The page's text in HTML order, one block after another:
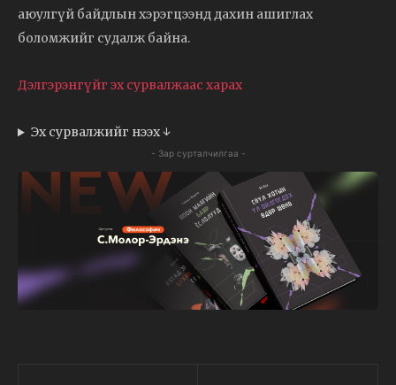
аюулгүй байдлын хэрэгцээнд дахин ашиглах
боломжийг судалж байна.
Дэлгэрэнгүйг эх сурвалжаас харах
Эх сурвалжийг нээх ↓
- Зар сурталчилгаа -